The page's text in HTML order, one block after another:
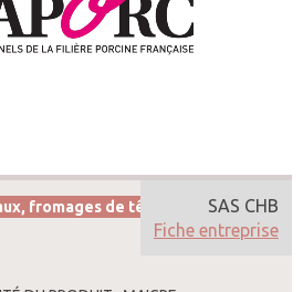
fromages de tête,
SAS CHB
Fiche entreprise